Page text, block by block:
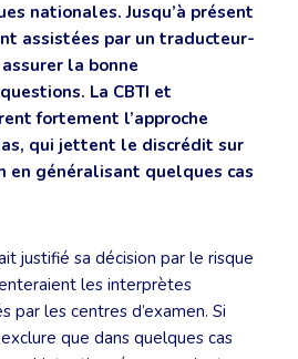
nationales. Jusqu’à présent
assistées par un traducteur-
la bonne
La CBTI et
fortement l’approche
qui jettent le discrédit sur
en généralisant quelques cas
justifié sa décision par le risque
les interprètes
par les centres d’examen. Si
que dans quelques cas